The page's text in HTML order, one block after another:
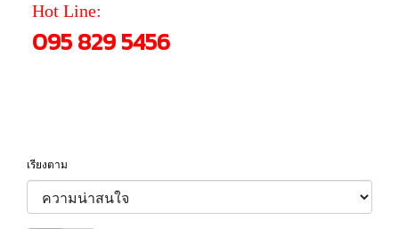
Hot Line:
095 829 5456
เรียงตาม